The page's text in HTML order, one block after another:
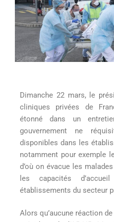
Dimanche 22 mars, le
cliniques privées de
étonné dans un
gouvernement ne
disponibles dans les
notamment pour exemple
d’où on évacue les
les capacités
établissements du secteur
Alors qu’aucune réaction de